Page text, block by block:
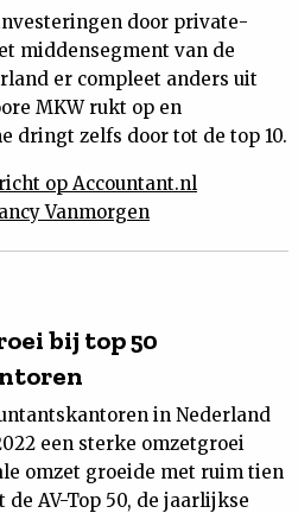
door private-
middensegment van de
er compleet anders uit
MKW rukt op en
dringt zelfs door tot de top 10.
op Accountant.nl
Vanmorgen
bij top 50
in Nederland
een sterke omzetgroei
omzet groeide met ruim tien
AV-Top 50, de jaarlijkse